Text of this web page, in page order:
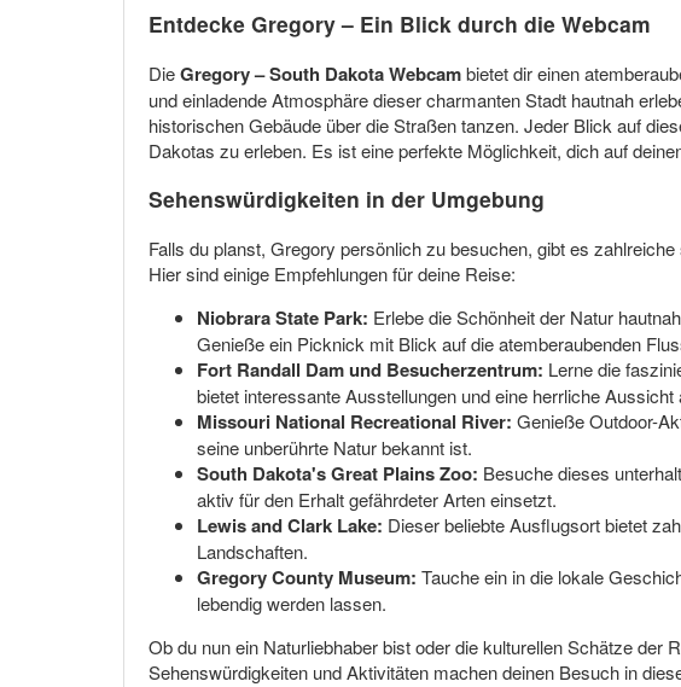
Entdecke Gregory – Ein Blick durch die Webcam
DieGregory – South Dakota Webcambietet dir einen
und einladende Atmosphäre dieser charmanten Stadt hautnah
historischen Gebäude über die Straßen tanzen. Jeder Blick auf
Dakotas zu erleben. Es ist eine perfekte Möglichkeit, dich auf
Sehenswürdigkeiten in der Umgebung
Falls du planst, Gregory persönlich zu besuchen, gibt es
Hier sind einige Empfehlungen für deine Reise:
Niobrara State Park: Erlebe die Schönheit der Natur
Genieße ein Picknick mit Blick auf die atemberaubenden
Fort Randall Dam und Besucherzentrum: Lerne die
bietet interessante Ausstellungen und eine herrliche
Missouri National Recreational River: Genieße Outdoor-
seine unberührte Natur bekannt ist.
South Dakota's Great Plains Zoo: Besuche dieses
aktiv für den Erhalt gefährdeter Arten einsetzt.
Lewis and Clark Lake: Dieser beliebte Ausflugsort bietet
Landschaften.
Gregory County Museum: Tauche ein in die lokale
lebendig werden lassen.
Ob du nun ein Naturliebhaber bist oder die kulturellen Schätze
Sehenswürdigkeiten und Aktivitäten machen deinen Besuch in